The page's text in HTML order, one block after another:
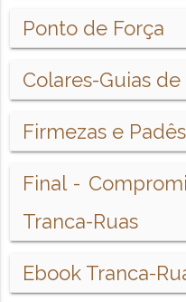
Ponto de Força
Colares-Guias de
Firmezas e Padês
Final -
Tranca-Ruas
Ebook Tranca-